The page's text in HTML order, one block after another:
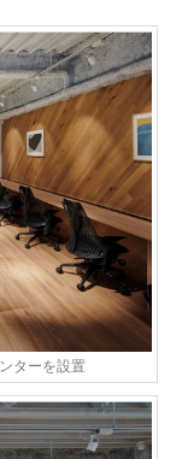
ターを設置